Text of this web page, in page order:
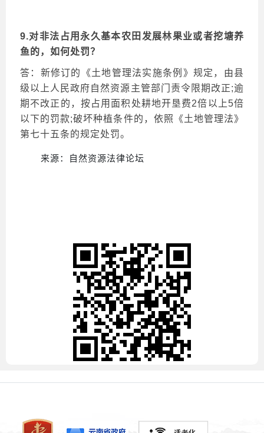
9.对非法占用永久基本农田发展林果业或者挖塘养
鱼的，如何处罚？
答：新修订的《土地管理法实施条例》规定，由县
级以上人民政府自然资源主管部门责令限期改正;逾
期不改正的，按占用面积处耕地开垦费2倍以上5倍
以下的罚款;破坏种植条件的，依照《土地管理法》
第七十五条的规定处罚。
来源：自然资源法律论坛